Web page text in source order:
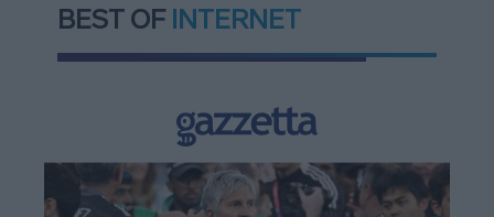
BEST OF INTERNET